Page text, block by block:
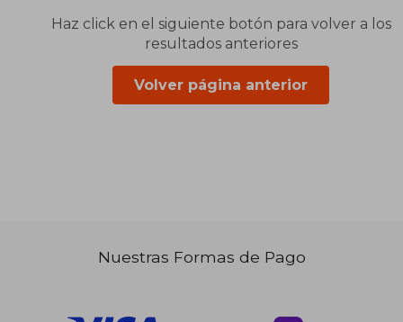
Haz click en el siguiente botón para volver a los
resultados anteriores
Volver página anterior
Nuestras Formas de Pago